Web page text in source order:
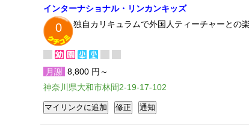
インターナショナル・リンカンキッズ
0 独自カリキュラムで外国人ティーチャーとの
月謝 8,800 円～
神奈川県大和市林間2-19-17-102